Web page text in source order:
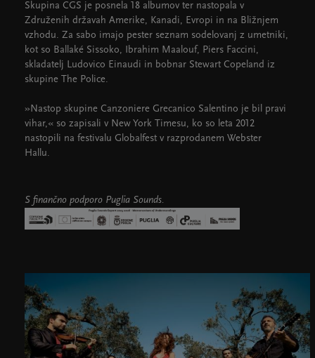
Skupina CGS je posnela 18 albumov ter nastopala v
Združenih državah Amerike, Kanadi, Evropi in na Bližnjem
vzhodu. Za sabo imajo pester seznam sodelovanj z umetniki,
kot so Ballaké Sissoko, Ibrahim Maalouf, Piers Faccini,
skladatelj Ludovico Einaudi in bobnar Stewart Copeland iz
skupine The Police.
»Nastop skupine Canzoniere Grecanico Salentino je bil pravi
vihar,« so zapisali v New York Timesu, ko so leta 2012
nastopili na festivalu Globalfest v razprodanem Webster
Hallu.
S finančno podporo Puglia Sounds.